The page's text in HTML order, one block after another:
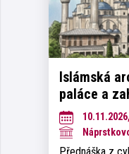
Islámská
paláce a
Náprstkovo